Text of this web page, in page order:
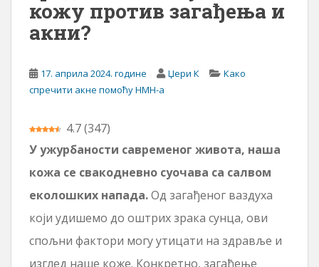
кожу против загађења и
акни?
17. априла 2024. године Џери К
Како
спречити акне помоћу НМН-а
4.7(347)
У ужурбаности савременог живота, наша
кожа се свакодневно суочава са салвом
еколошких напада.Од загађеног ваздуха
који удишемо до оштрих зрака сунца, ови
спољни фактори могу утицати на здравље и
изглед наше коже. Конкретно, загађење